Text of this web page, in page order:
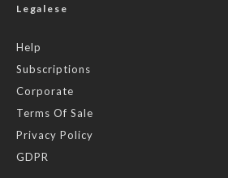
Legalese
Help
Subscriptions
Corporate
Terms Of Sale
Privacy Policy
GDPR